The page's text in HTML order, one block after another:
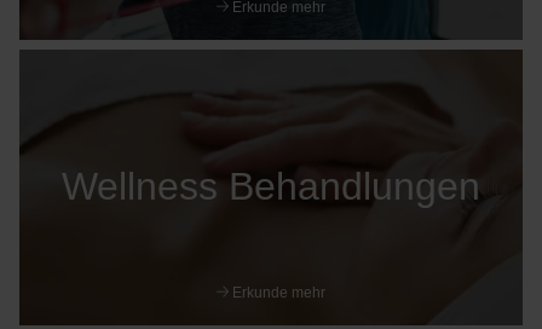
Erkunde mehr
Wellness Behandlungen
Erkunde mehr